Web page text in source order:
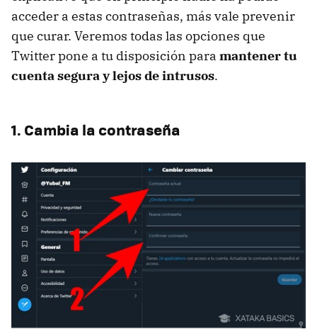
acceder a estas contraseñas, más vale prevenir
que curar. Veremos todas las opciones que
Twitter pone a tu disposición para mantener tu
cuenta segura y lejos de intrusos.
1. Cambia la contraseña